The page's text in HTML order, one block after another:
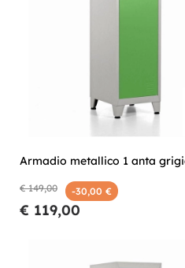
Armadio metallico 1 anta
€ 149,00 -30,00 €
€ 119,00